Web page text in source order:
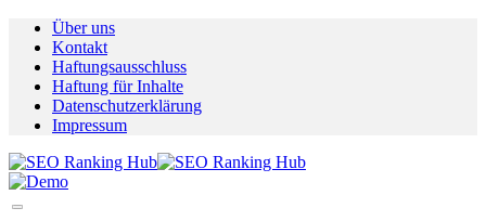
Über uns
Kontakt
Haftungsausschluss
Haftung für Inhalte
Datenschutzerklärung
Impressum